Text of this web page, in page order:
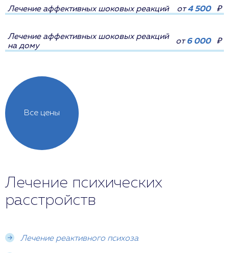
Все цены
Лечение аффективных шоковых реакций от4 500 ₽
Лечение аффективных шоковых реакций
на дому
от6 000 ₽
Лечение психических
расстройств
Лечение реактивного психоза